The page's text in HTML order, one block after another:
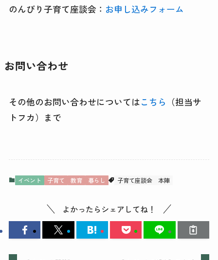
のんびり子育て座談会： お申し込みフォーム
お問い合わせ
その他のお問い合わせについてはこちら （担当サ
トフカ）まで
イベント 子育て 教育 暮らし 子育て座談会 本陣
よかったらシェアしてね！